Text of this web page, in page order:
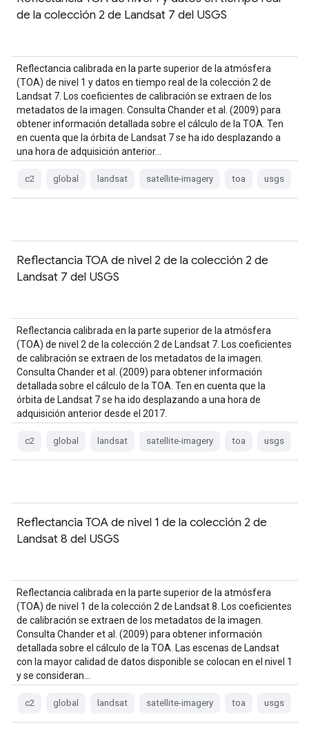
de la colección 2 de Landsat 7 del USGS
Reflectancia calibrada en la parte superior de la atmósfera
(TOA) de nivel 1 y datos en tiempo real de la colección 2 de
Landsat 7. Los coeficientes de calibración se extraen de los
metadatos de la imagen. Consulta Chander et al. (2009) para
obtener información detallada sobre el cálculo de la TOA. Ten
en cuenta que la órbita de Landsat 7 se ha ido desplazando a
una hora de adquisición anterior…
c2 global landsat satellite-imagery toa usgs
Reflectancia TOA de nivel 2 de la colección 2 de
Landsat 7 del USGS
Reflectancia calibrada en la parte superior de la atmósfera
(TOA) de nivel 2 de la colección 2 de Landsat 7. Los coeficientes
de calibración se extraen de los metadatos de la imagen.
Consulta Chander et al. (2009) para obtener información
detallada sobre el cálculo de la TOA. Ten en cuenta que la
órbita de Landsat 7 se ha ido desplazando a una hora de
adquisición anterior desde el 2017.
c2 global landsat satellite-imagery toa usgs
Reflectancia TOA de nivel 1 de la colección 2 de
Landsat 8 del USGS
Reflectancia calibrada en la parte superior de la atmósfera
(TOA) de nivel 1 de la colección 2 de Landsat 8. Los coeficientes
de calibración se extraen de los metadatos de la imagen.
Consulta Chander et al. (2009) para obtener información
detallada sobre el cálculo de la TOA. Las escenas de Landsat
con la mayor calidad de datos disponible se colocan en el nivel 1
y se consideran…
c2 global landsat satellite-imagery toa usgs